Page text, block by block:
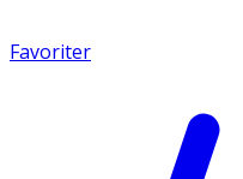
Favoriter